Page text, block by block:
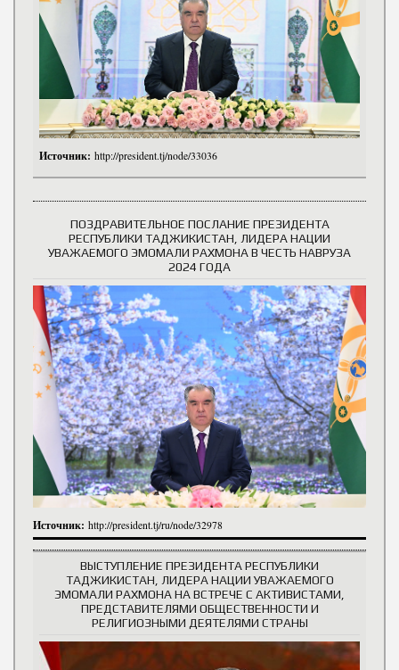
Источник: http://president.tj/node/33036
ПОЗДРАВИТЕЛЬНОЕ ПОСЛАНИЕ ПРЕЗИДЕНТА
РЕСПУБЛИКИ ТАДЖИКИСТАН, ЛИДЕРА НАЦИИ
УВАЖАЕМОГО ЭМОМАЛИ РАХМОНА В ЧЕСТЬ НАВРУЗА
2024 ГОДА
Источник: http://president.tj/ru/node/32978
ВЫСТУПЛЕНИЕ ПРЕЗИДЕНТА РЕСПУБЛИКИ
ТАДЖИКИСТАН, ЛИДЕРА НАЦИИ УВАЖАЕМОГО
ЭМОМАЛИ РАХМОНА НА ВСТРЕЧЕ С АКТИВИСТАМИ,
ПРЕДСТАВИТЕЛЯМИ ОБЩЕСТВЕННОСТИ И
РЕЛИГИОЗНЫМИ ДЕЯТЕЛЯМИ СТРАНЫ